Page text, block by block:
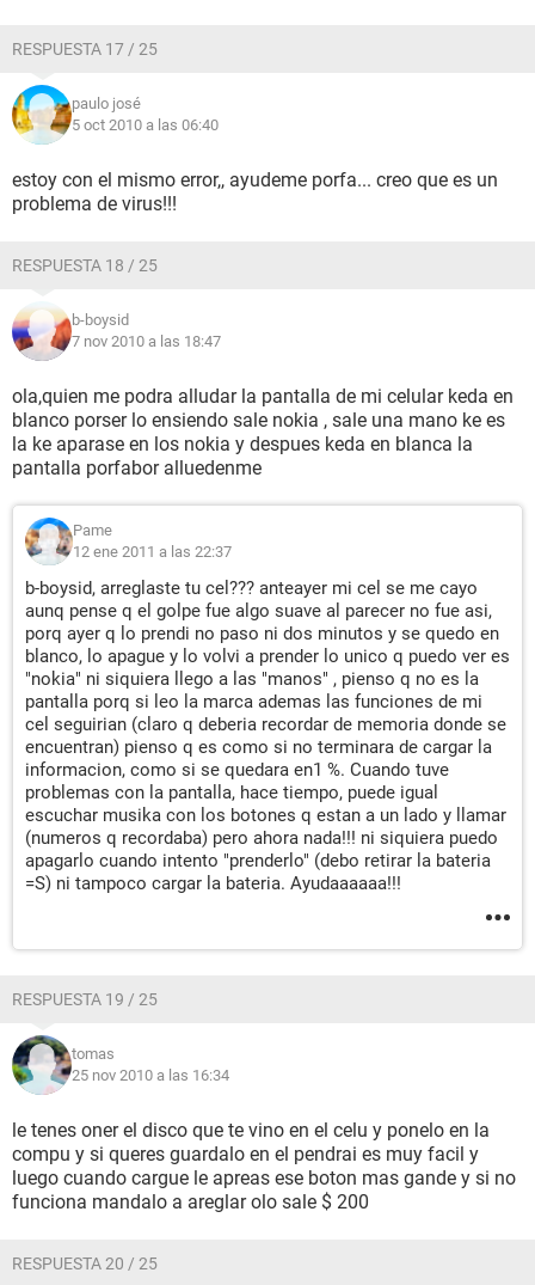
RESPUESTA 17 / 25
paulo josé
5 oct 2010 a las 06:40
estoy con el mismo error,, ayudeme porfa... creo que es un
problema de virus!!!
RESPUESTA 18 / 25
b-boysid
7 nov 2010 a las 18:47
ola,quien me podra alludar la pantalla de mi celular keda en
blanco porser lo ensiendo sale nokia , sale una mano ke es
la ke aparase en los nokia y despues keda en blanca la
pantalla porfabor alluedenme
Pame
12 ene 2011 a las 22:37
b-boysid, arreglaste tu cel??? anteayer mi cel se me cayo
aunq pense q el golpe fue algo suave al parecer no fue asi,
porq ayer q lo prendi no paso ni dos minutos y se quedo en
blanco, lo apague y lo volvi a prender lo unico q puedo ver es
"nokia" ni siquiera llego a las "manos" , pienso q no es la
pantalla porq si leo la marca ademas las funciones de mi
cel seguirian (claro q deberia recordar de memoria donde se
encuentran) pienso q es como si no terminara de cargar la
informacion, como si se quedara en1 %. Cuando tuve
problemas con la pantalla, hace tiempo, puede igual
escuchar musika con los botones q estan a un lado y llamar
(numeros q recordaba) pero ahora nada!!! ni siquiera puedo
apagarlo cuando intento "prenderlo" (debo retirar la bateria
=S) ni tampoco cargar la bateria. Ayudaaaaaa!!!
RESPUESTA 19 / 25
tomas
25 nov 2010 a las 16:34
le tenes oner el disco que te vino en el celu y ponelo en la
compu y si queres guardalo en el pendrai es muy facil y
luego cuando cargue le apreas ese boton mas gande y si no
funciona mandalo a areglar olo sale $ 200
RESPUESTA 20 / 25